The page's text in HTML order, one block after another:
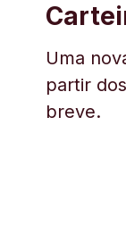
Uma
partir
breve.